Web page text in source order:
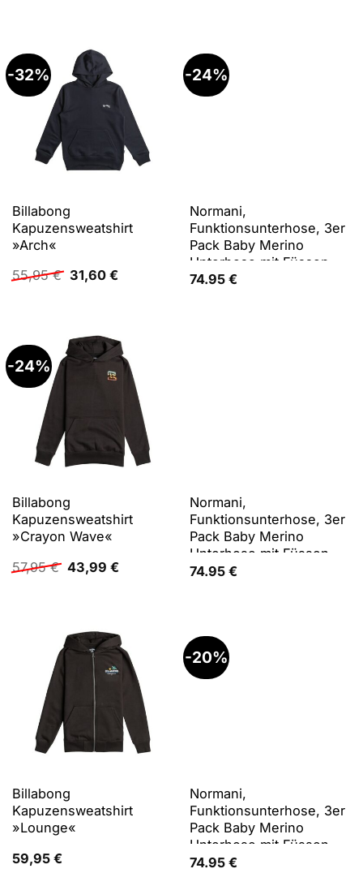
-32%
Billabong
Kapuzensweatshirt
»Arch«
55,95€ Ursprünglicher
Preis
31,60 €Aktueller
-24%
Normani,
Funktionsunterhose, 3er
Pack Baby Merino
Unterhose mit Füssen -
9543 (56), Beige, Grau,
74.95 €
-24%
Billabong
Kapuzensweatshirt
»Crayon Wave«
57,95€ Ursprünglicher
Preis
43,99 €Aktueller
Normani,
Funktionsunterhose, 3er
Pack Baby Merino
Unterhose mit Füssen -
9543 (92), Beige, Rosa,
74.95 €
Billabong
Kapuzensweatshirt
»Lounge«
59,95 €
-20%
Normani,
Funktionsunterhose, 3er
Pack Baby Merino
Unterhose mit Füssen -
9543 (68), Rosa, Blau,
74.95 €